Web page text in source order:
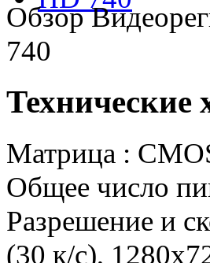
Обзор
740
Технические
Матрица :
Общее число
Разрешение и
(30 к/с),